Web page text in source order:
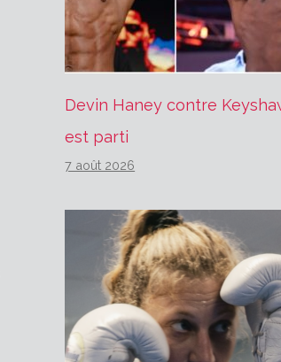
Devin Haney contre
est parti
7 août 2026